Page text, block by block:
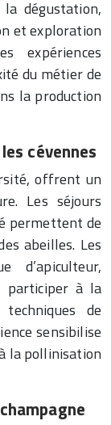
dégustation,
et exploration
expériences
du métier de
la production
cévennes
offrent un
Les séjours
permettent de
abeilles. Les
participer à la
de
sensibilise
la pollinisation